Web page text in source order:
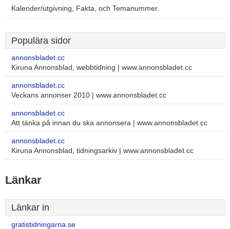
Kalender/utgivning, Fakta, och Temanummer.
Populära sidor
annonsbladet.cc
Kiruna Annonsblad, webbtidning | www.annonsbladet.cc
annonsbladet.cc
Veckans annonser 2010 | www.annonsbladet.cc
annonsbladet.cc
Att tänka på innan du ska annonsera | www.annonsbladet.cc
annonsbladet.cc
Kiruna Annonsblad, tidningsarkiv | www.annonsbladet.cc
Länkar
Länkar in
gratistidningarna.se